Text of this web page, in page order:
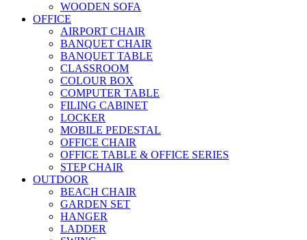
WOODEN SOFA
OFFICE
AIRPORT CHAIR
BANQUET CHAIR
BANQUET TABLE
CLASSROOM
COLOUR BOX
COMPUTER TABLE
FILING CABINET
LOCKER
MOBILE PEDESTAL
OFFICE CHAIR
OFFICE TABLE & OFFICE SERIES
STEP CHAIR
OUTDOOR
BEACH CHAIR
GARDEN SET
HANGER
LADDER